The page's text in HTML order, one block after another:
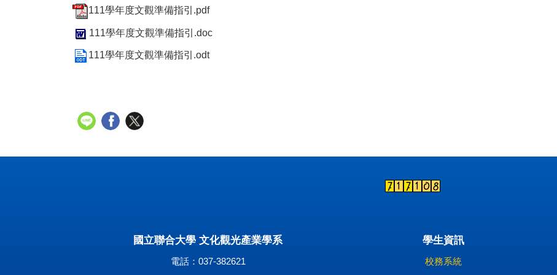
111學年度文觀準備指引.pdf
111學年度文觀準備指引.doc
111學年度文觀準備指引.odt
國立聯合大學 文化觀光產業學系
電話：037-382621
學生資訊
校務系統